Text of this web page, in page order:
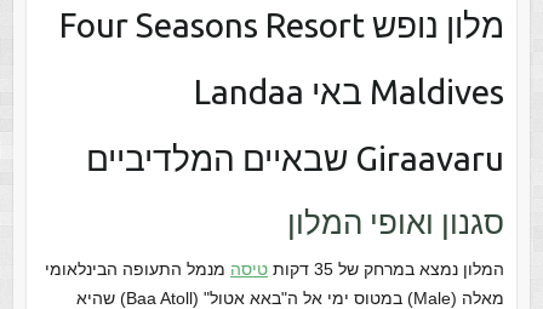
מלון נופש Four Seasons Resort
Maldives באי Landaa
Giraavaru שבאיים המלדיביים
סגנון ואופי המלון
המלון נמצא במרחק של 35 דקות טיסה מנמל התעופה הבינלאומי
מאלה (Male) במטוס ימי אל ה"באא אטול" (Baa Atoll) שהיא